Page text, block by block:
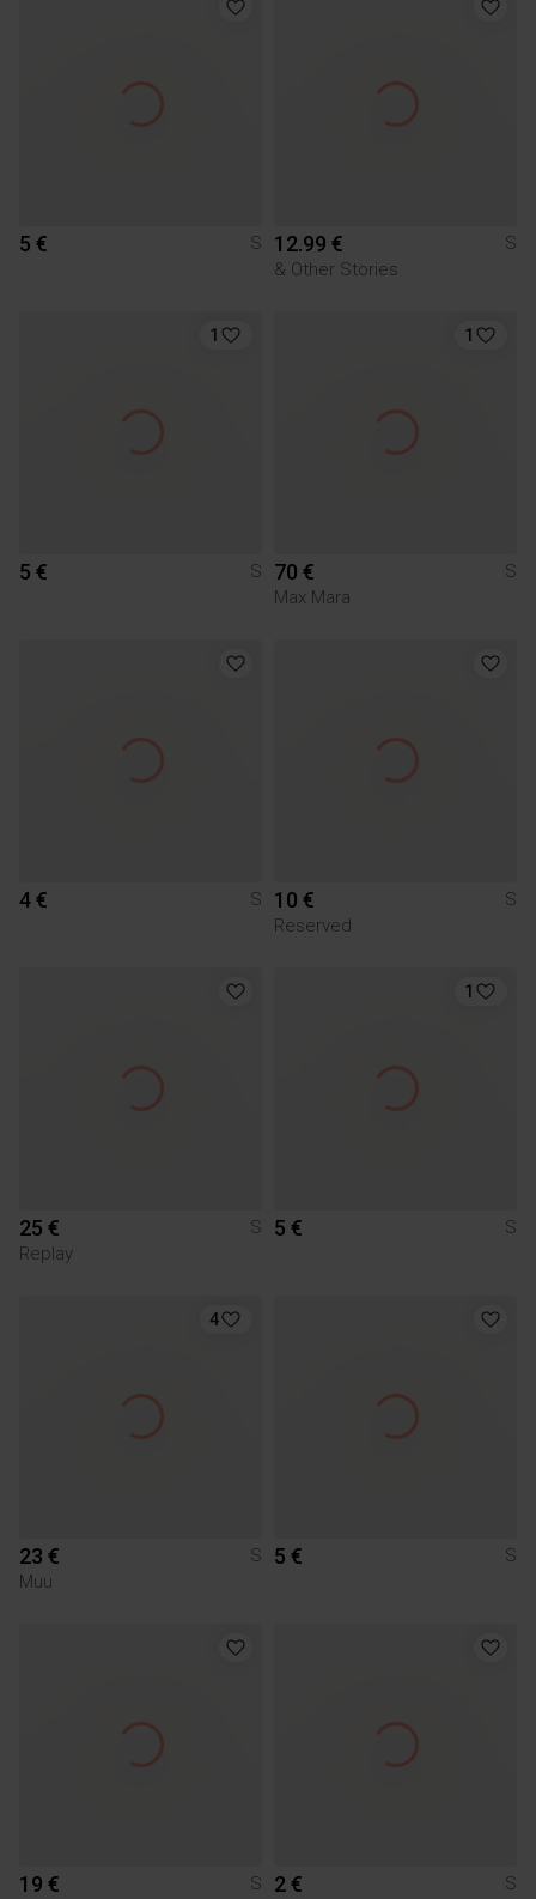
5 € S 12.99 €
S
& Other Stories
1
5 € S
1
70 €
S
Max Mara
4 € S 10 €
S
Reserved
25 €
S
Replay
1
5 € S
4
23 €
S
Muu
5 € S
19 € S 2 € S